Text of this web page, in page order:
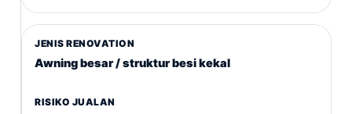
Awning besar / struktur besi kekal